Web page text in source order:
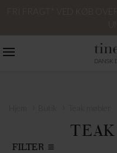
DANSK
FILTER